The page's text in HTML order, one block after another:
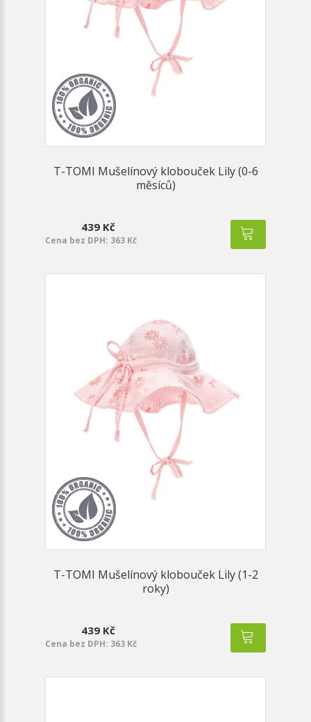
T-TOMI Mušelínový klobouček Lily (0-6
měsíců)
439 Kč
Cena bez DPH: 363 Kč
T-TOMI Mušelínový klobouček Lily (1-2
roky)
439 Kč
Cena bez DPH: 363 Kč